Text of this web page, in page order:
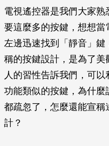
電視遙控器是我們大家
要這麼多的按鍵，想想
左邊迅速找到「靜音」
稱的按鍵設計，是為了美
人的習性告訴我們，可
功能類似的按鍵，為什麼
都疏忽了，怎麼還能宣
計？